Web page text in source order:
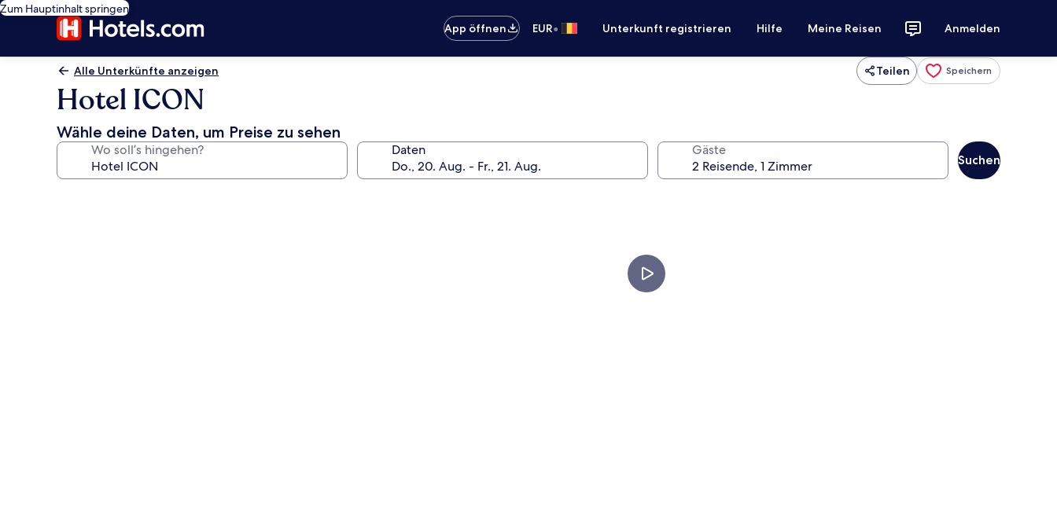
Zum Hauptinhalt springen
App öffnen
EUR• Unterkunft registrieren Hilfe Meine Reisen Anmelden
Alle Unterkünfte anzeigen Teilen Speichern
Hotel ICON
Wähle deine Daten, um Preise zu sehen
Wo soll’s hingehen? Daten Gäste
Suchen